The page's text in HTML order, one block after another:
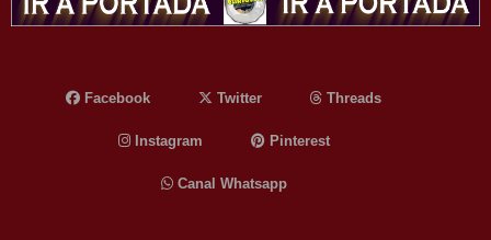
Facebook Twitter Threads
Instagram Pinterest
Canal Whatsapp